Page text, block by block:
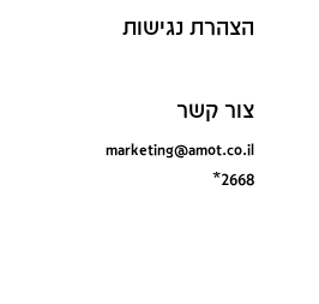
הצהרת נגישות
צור קשר
marketing@amot.co.il
*2668